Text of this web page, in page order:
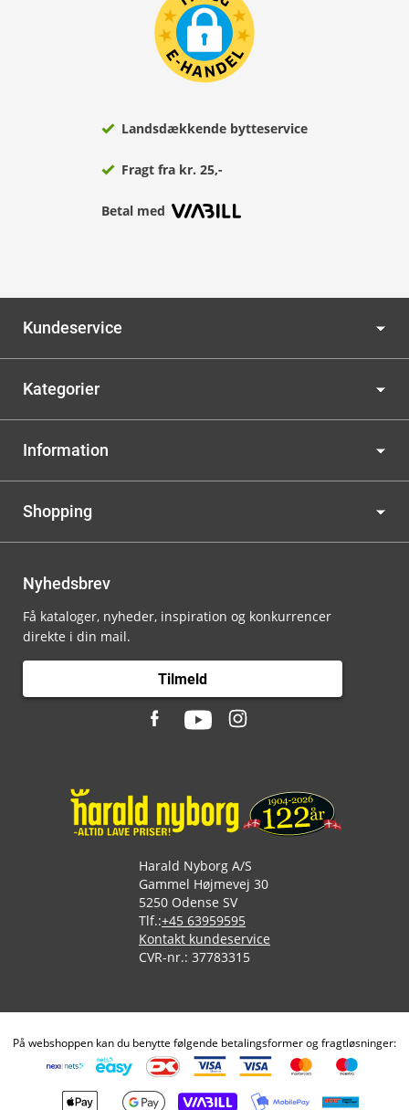
Landsdækkende bytteservice
Fragt fra kr. 25,-
Betal med
Kundeservice
Kategorier
Information
Shopping
Nyhedsbrev
Få kataloger, nyheder, inspiration og konkurrencer
direkte i din mail.
Tilmeld
Harald Nyborg A/S
Gammel Højmevej 30
5250 Odense SV
Tlf.:+45 63959595
Kontakt kundeservice
CVR-nr.: 37783315
På webshoppen kan du benytte følgende betalingsformer og fragtløsninger: